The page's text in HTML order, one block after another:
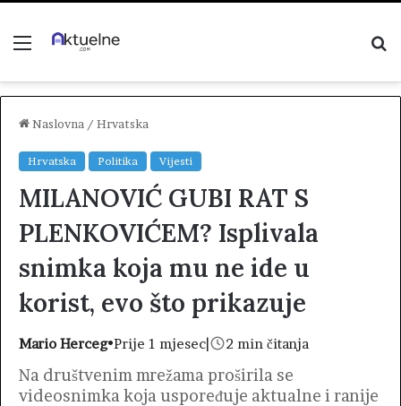
Menu
Naslovna / Hrvatska
Hrvatska Politika Vijesti
MILANOVIĆ GUBI RAT S
PLENKOVIĆEM? Isplivala
snimka koja mu ne ide u
korist, evo što prikazuje
Mario Herceg•Prije 1 mjesec| 2 min čitanja
Na društvenim mrežama proširila se
videosnimka koja uspoređuje aktualne i ranije